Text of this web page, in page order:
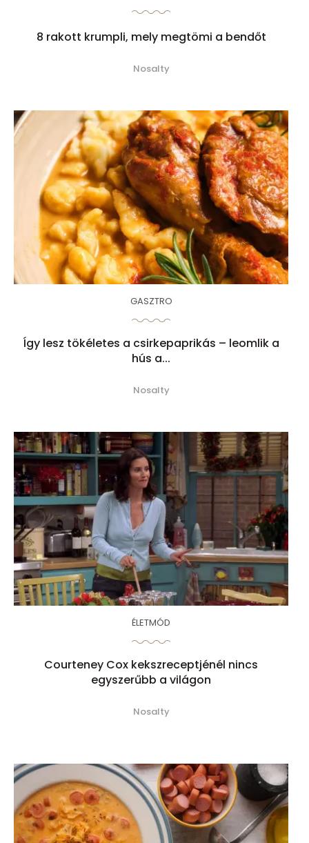
8 rakott krumpli, mely megtömi a bendőt
Nosalty
GASZTRO
Így lesz tökéletes a csirkepaprikás – leomlik a
hús a...
Nosalty
ÉLETMÓD
Courteney Cox kekszreceptjénél nincs
egyszerűbb a világon
Nosalty